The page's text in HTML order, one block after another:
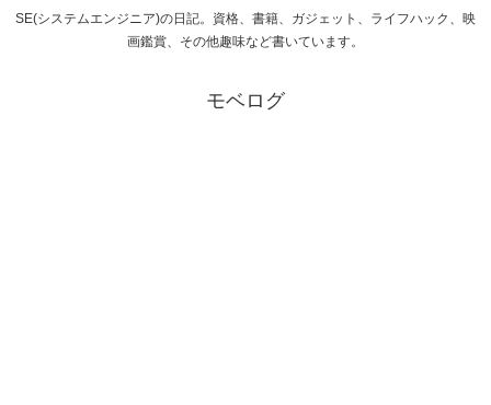
SE(システムエンジニア)の日記。資格、書籍、ガジェット、ライフハック、映
画鑑賞、その他趣味など書いています。
モベログ